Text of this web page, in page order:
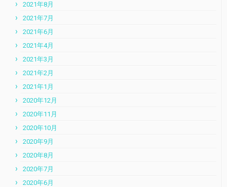
2021年8月
2021年7月
2021年6月
2021年4月
2021年3月
2021年2月
2021年1月
2020年12月
2020年11月
2020年10月
2020年9月
2020年8月
2020年7月
2020年6月